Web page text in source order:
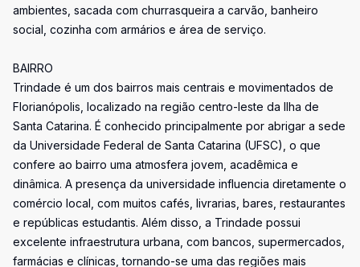
ambientes, sacada com churrasqueira a carvão, banheiro
social, cozinha com armários e área de serviço.
BAIRRO
Trindade é um dos bairros mais centrais e movimentados de
Florianópolis, localizado na região centro-leste da Ilha de
Santa Catarina. É conhecido principalmente por abrigar a sede
da Universidade Federal de Santa Catarina (UFSC), o que
confere ao bairro uma atmosfera jovem, acadêmica e
dinâmica. A presença da universidade influencia diretamente o
comércio local, com muitos cafés, livrarias, bares, restaurantes
e repúblicas estudantis. Além disso, a Trindade possui
excelente infraestrutura urbana, com bancos, supermercados,
farmácias e clínicas, tornando-se uma das regiões mais